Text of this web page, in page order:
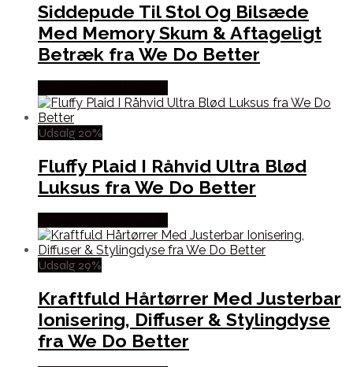
Siddepude Til Stol Og Bilsæde
Med Memory Skum & Aftageligt
Betræk fra We Do Better
Udsalg 20%
Fluffy Plaid I Råhvid Ultra Blød
Luksus fra We Do Better
Udsalg 29%
Kraftfuld Hårtørrer Med Justerbar
Ionisering, Diffuser & Stylingdyse
fra We Do Better